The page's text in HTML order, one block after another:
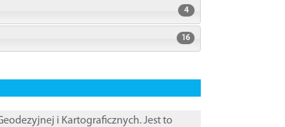
4
16
i Kartograficznych. Jest to